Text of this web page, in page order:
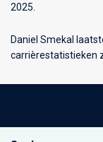
2025.
Daniel Smekal
carrièrestatistieken